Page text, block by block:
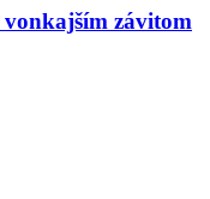
závitom